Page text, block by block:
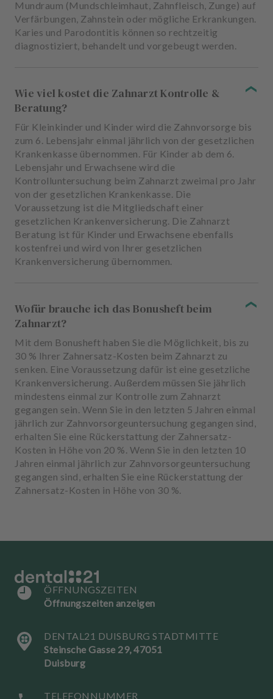
Mundraum (Mundschleimhaut, Zahnfleisch, Zunge) auf
Verfärbungen, Zahnstein oder mögliche Erkrankungen.
Karies und Parodontitis können so rechtzeitig
diagnostiziert, behandelt und vorgebeugt werden.
Wie viel kostet die Zahnarzt Kontrolle &
Beratung?
Für Kleinkinder und Kinder wird die Zahnvorsorge bis
zum 6. Lebensjahr einmal jährlich von der gesetzlichen
Krankenkasse übernommen. Für Kinder ab dem 6.
Lebensjahr und Erwachsene wird die
Kontrolluntersuchung beim Zahnarzt zweimal pro Jahr
von der gesetzlichen Krankenkasse. Die
Voraussetzung ist die Mitgliedschaft einer
gesetzlichen Krankenversicherung. Die Zahnarzt
Beratung ist für Kinder und Erwachsene ebenfalls
kostenfrei und wird von Ihrer gesetzlichen
Krankenversicherung übernommen.
Wofür brauche ich das Bonusheft beim
Zahnarzt?
Mit dem Bonusheft haben Sie die Möglichkeit, bis zu
30 % Ihrer Zahnersatz-Kosten beim Zahnarzt zu
senken. Eine Voraussetzung dafür ist eine gesetzliche
Krankenversicherung. Außerdem müssen Sie jährlich
mindestens einmal zur Kontrolle zum Zahnarzt
gegangen sein. Wenn Sie in den letzten 5 Jahren einmal
jährlich zur Zahnvorsorgeuntersuchung gegangen sind,
erhalten Sie eine Rückerstattung der Zahnersatz-
Kosten in Höhe von 20 %. Wenn Sie in den letzten 10
Jahren einmal jährlich zur Zahnvorsorgeuntersuchung
gegangen sind, erhalten Sie eine Rückerstattung der
Zahnersatz-Kosten in Höhe von 30 %.
ÖFFNUNGSZEITEN
Öffnungszeiten anzeigen
DENTAL21 DUISBURG STADTMITTE
Steinsche Gasse 29, 47051
Duisburg
TELEFONNUMMER